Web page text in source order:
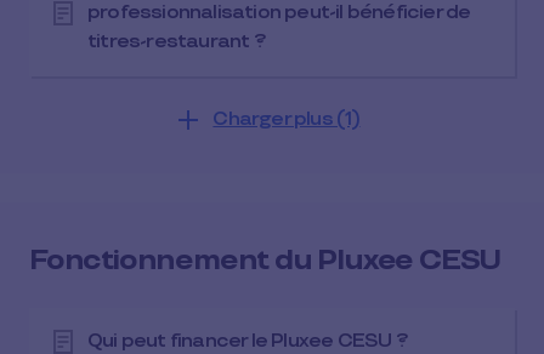
professionnalisation peut-il bénéficier de
titres-restaurant ?
Charger plus (1)
Fonctionnement du Pluxee CESU
Qui peut financer le Pluxee CESU ?